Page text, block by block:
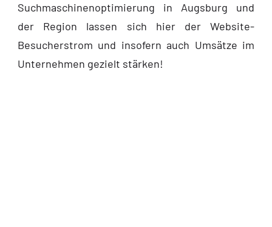
Suchmaschinenoptimierung in Augsburg und
der Region lassen sich hier der Website-
Besucherstrom und insofern auch Umsätze im
Unternehmen gezielt stärken!